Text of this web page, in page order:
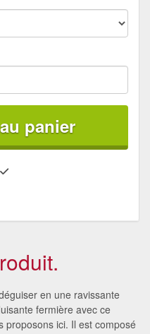
panier
en une ravissante
fermière avec ce
proposons ici. Il est composé